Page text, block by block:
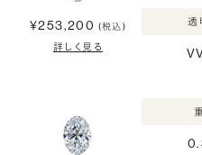
¥253,200 (税込)
詳しく見る
透